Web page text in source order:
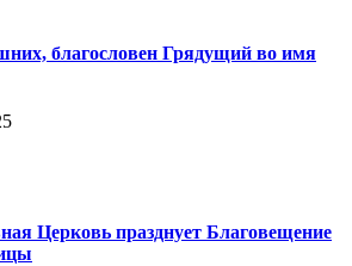
благословен Грядущий во имя
Церковь празднует Благовещение